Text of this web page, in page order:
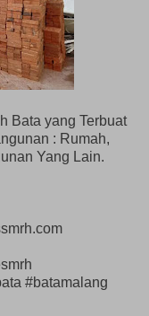
Bata yang Terbuat
: Rumah,
Yang Lain.
#batamalang